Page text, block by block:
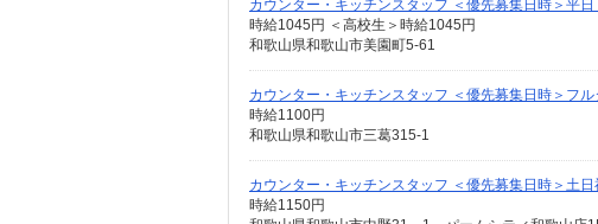
カウンター・キッチンスタッフ ＜優先募集日時＞平
時給1045円 ＜高校生＞時給1045円
和歌山県和歌山市美園町5-61
カウンター・キッチンスタッフ ＜優先募集日時＞フル
時給1100円
和歌山県和歌山市三葛315-1
カウンター・キッチンスタッフ ＜優先募集日時＞土
時給1150円